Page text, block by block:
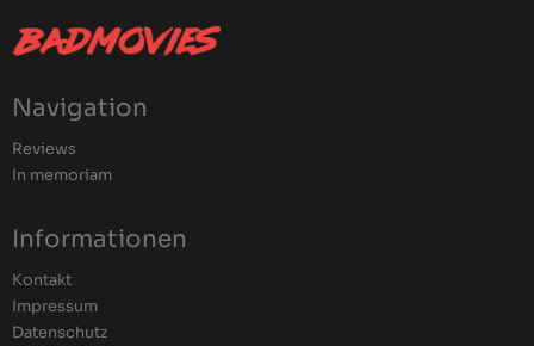
Navigation
Reviews
In memoriam
Informationen
Kontakt
Impressum
Datenschutz